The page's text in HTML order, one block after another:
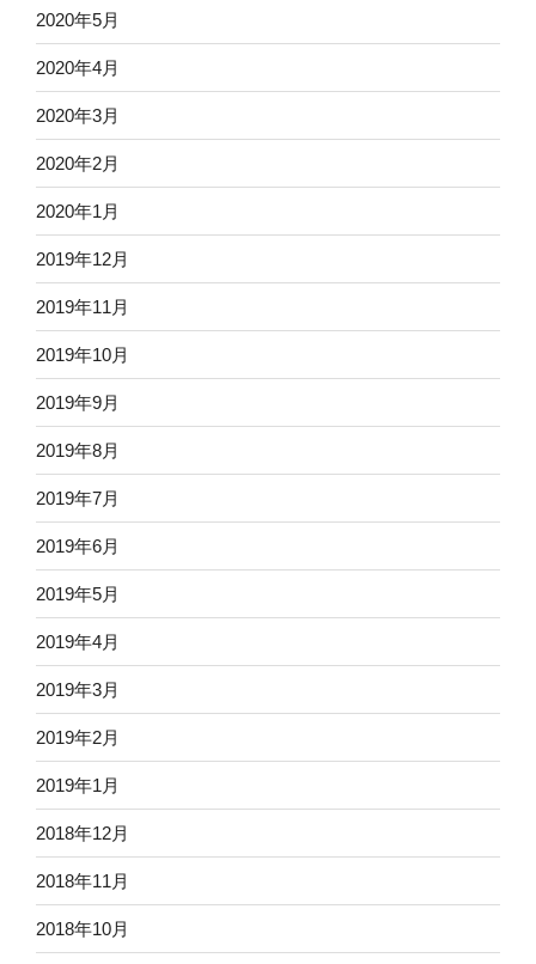
2020年5月
2020年4月
2020年3月
2020年2月
2020年1月
2019年12月
2019年11月
2019年10月
2019年9月
2019年8月
2019年7月
2019年6月
2019年5月
2019年4月
2019年3月
2019年2月
2019年1月
2018年12月
2018年11月
2018年10月